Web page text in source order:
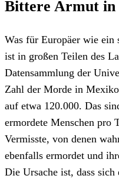
Bittere Armut in
Was für Europäer wie
ist in großen Teilen des
Datensammlung der
Zahl der Morde in
auf etwa 120.000. Das
ermordete Menschen pro
Vermisste, von denen
ebenfalls ermordet und
Die Ursache ist, dass